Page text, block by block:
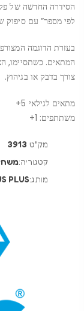
הסידרה החדשה של
לפי מספר” עם סיפוק
בעזרת הדוגמה
המתאים. כשתסיימו,
צורך בדבק או בגיהוץ.
מתאים לגילאי 5+
משתתפים: 1+
מק"ט 3913
קטגוריה:
מותג:PLUS